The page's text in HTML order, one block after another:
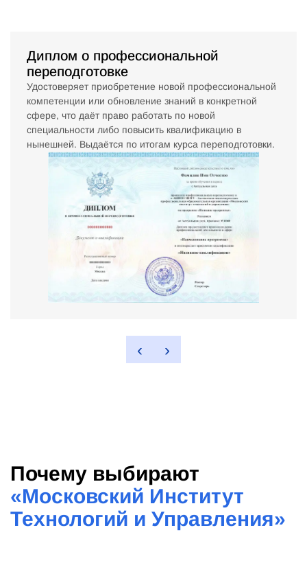
Диплом о профессиональной
переподготовке
Удостоверяет приобретение новой профессиональной
компетенции или обновление знаний в конкретной
сфере, что даёт право работать по новой
специальности либо повысить квалификацию в
нынешней. Выдаётся по итогам курса переподготовки.
‹ ›
Почему выбирают
«Московский Институт
Технологий и Управления»